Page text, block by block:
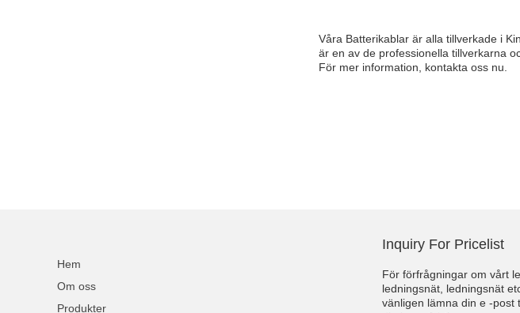
Våra Batterikablar är alla tillverkade i
är en av de professionella tillverkarna
För mer information, kontakta oss nu.
Hem
Om oss
Produkter
Inquiry For Pricelist
För förfrågningar om vårt
ledningsnät, ledningsnät
vänligen lämna din e -post